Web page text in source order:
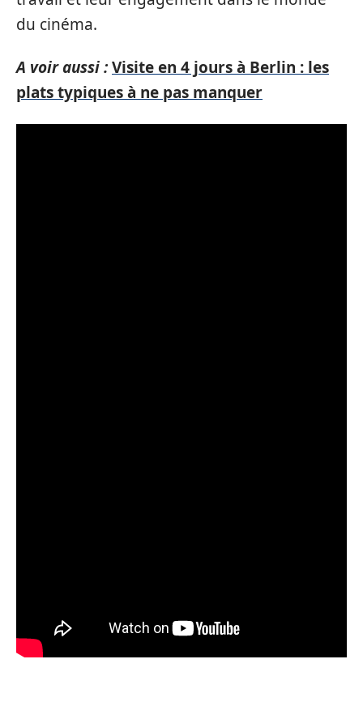
du cinéma.
A voir aussi :Visite en 4 jours à Berlin : les
plats typiques à ne pas manquer